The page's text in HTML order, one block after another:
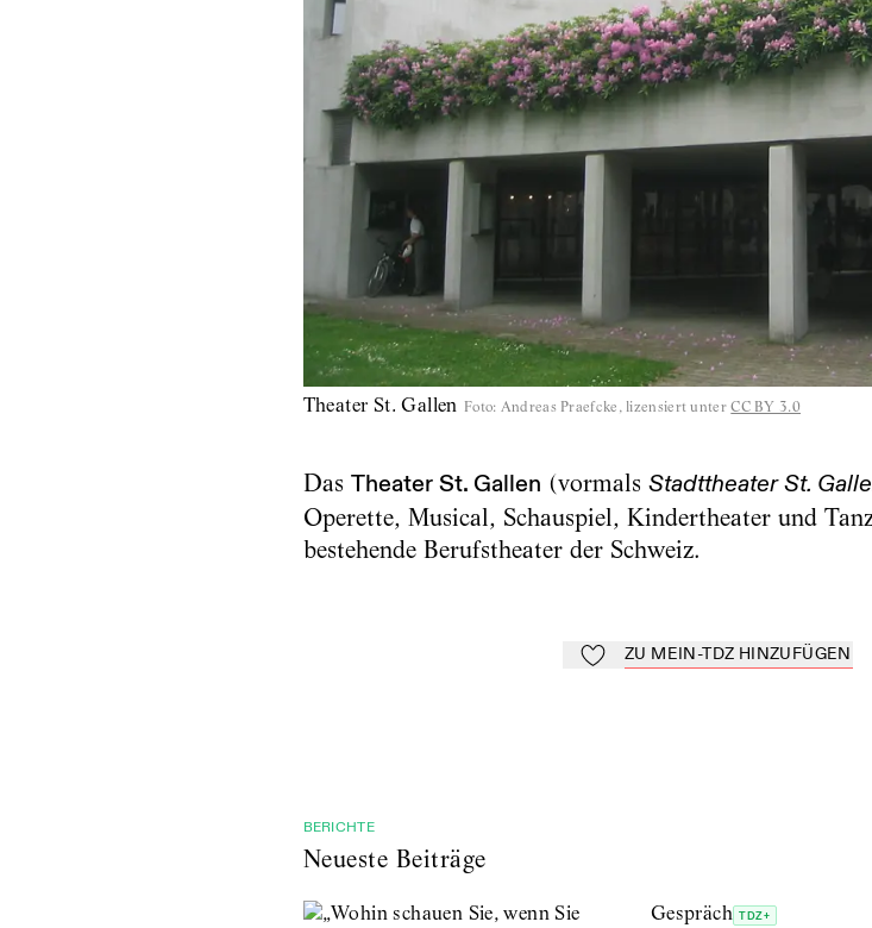
Theater St. Gallen Foto: Andreas Praefcke, lizensiert unterCC BY 3.0
Das Theater St. Gallen (vormals Stadttheater St.
Operette, Musical, Schauspiel, Kindertheater und
bestehende Berufstheater der Schweiz.
Zu Mein-TdZ hinzufügen
ZU MEIN-TDZ HINZUFÜGEN
BERICHTE
Neueste Beiträge
Gespräch TDZ+